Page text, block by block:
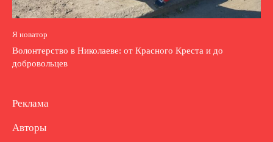
Я новатор
Волонтерство в Николаеве: от Красного Креста и до
добровольцев
Реклама
Авторы